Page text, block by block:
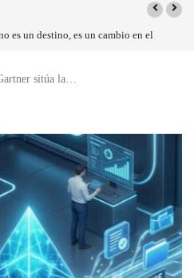
semiconductores aumentarán más de un
sitúa la…